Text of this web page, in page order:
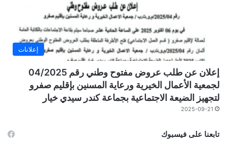
إعلانات
إعلان عن طلب عروض مفتوح وطني رقم 04/2025
لجمعية الأعمال الخيرية ورعاية المسنين بإقليم صفرو
لتجهيز الضيعة الاجتماعية بجماعة كندر سيدي خيار
2025-09-21
تابعنا على فيسبوك